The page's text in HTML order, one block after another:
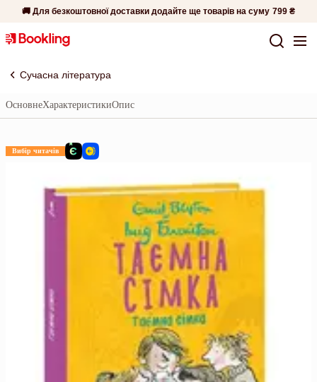
🚚 Для безкоштовної доставки додайте ще товарів на суму 799 ₴
Сучасна література
ОсновнеХарактеристикиОпис
Вибір читачів